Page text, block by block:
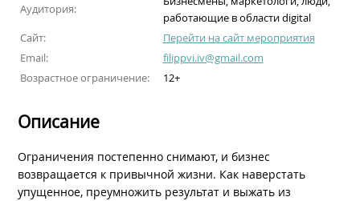
Аудитория:
работающие в области digital
Сайт:
Перейти на сайт мероприятия
Email:
filippvi.iv@gmail.com
Возрастное ограничение:
12+
Описание
Ограничения постепенно снимают, и бизнес
возвращается к привычной жизни. Как наверстать
упущенное, преумножить результат и выжать из